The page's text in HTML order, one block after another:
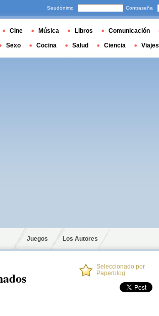
Juegos Los Autores
Seleccionado por
Paperblog
Seudónimo Contraseña
Cine Música Libros Comunicación
Sexo Cocina Salud Ciencia Viajes